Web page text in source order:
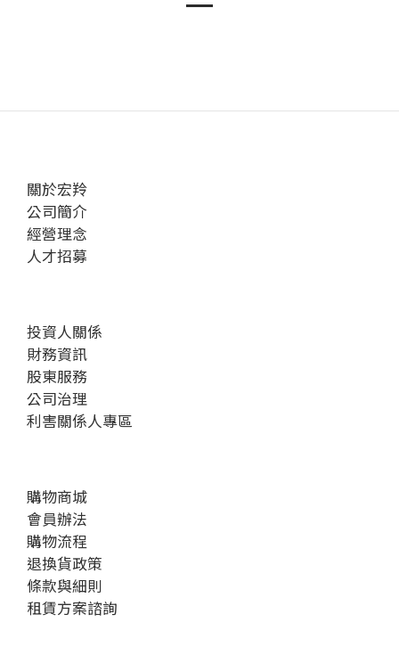
關於宏羚
公司簡介
經營理念
人才招募
投資人關係
財務資訊
股東服務
公司治理
利害關係人專區
購物商城
會員辦法
購物流程
退換貨政策
條款與細則
租賃方案諮詢